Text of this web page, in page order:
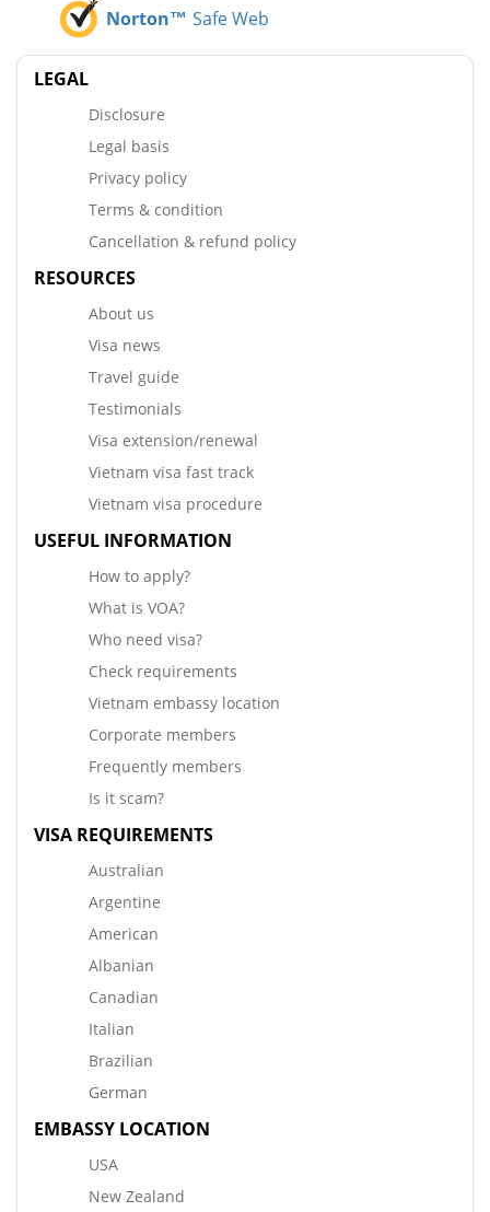
Norton™ Safe Web
LEGAL
Disclosure
Legal basis
Privacy policy
Terms & condition
Cancellation & refund policy
RESOURCES
About us
Visa news
Travel guide
Testimonials
Visa extension/renewal
Vietnam visa fast track
Vietnam visa procedure
USEFUL INFORMATION
How to apply?
What is VOA?
Who need visa?
Check requirements
Vietnam embassy location
Corporate members
Frequently members
Is it scam?
VISA REQUIREMENTS
Australian
Argentine
American
Albanian
Canadian
Italian
Brazilian
German
EMBASSY LOCATION
USA
New Zealand